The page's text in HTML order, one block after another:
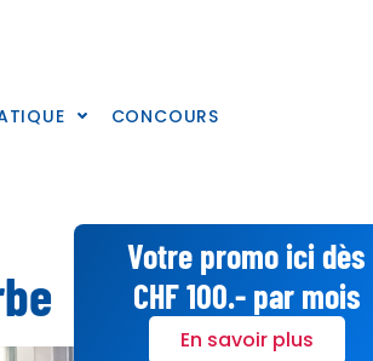
CONCOURS
Votre promo ici dès
CHF 100.- par mois
En savoir plus